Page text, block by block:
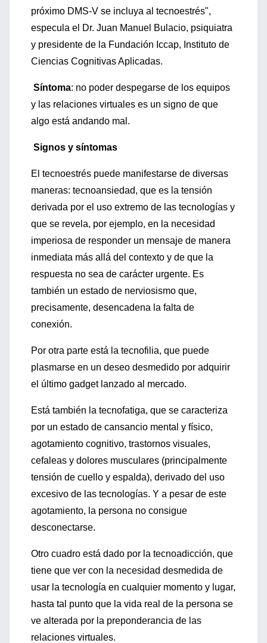
próximo DMS-V se incluya al tecnoestrés",
especula el Dr. Juan Manuel Bulacio, psiquiatra
y presidente de la Fundación Iccap, Instituto de
Ciencias Cognitivas Aplicadas.
Síntoma: no poder despegarse de los equipos
y las relaciones virtuales es un signo de que
algo está andando mal.
Signos y síntomas
El tecnoestrés puede manifestarse de diversas
maneras: tecnoansiedad, que es la tensión
derivada por el uso extremo de las tecnologías y
que se revela, por ejemplo, en la necesidad
imperiosa de responder un mensaje de manera
inmediata más allá del contexto y de que la
respuesta no sea de carácter urgente. Es
también un estado de nerviosismo que,
precisamente, desencadena la falta de
conexión.
Por otra parte está la tecnofilia, que puede
plasmarse en un deseo desmedido por adquirir
el último gadget lanzado al mercado.
Está también la tecnofatiga, que se caracteriza
por un estado de cansancio mental y físico,
agotamiento cognitivo, trastornos visuales,
cefaleas y dolores musculares (principalmente
tensión de cuello y espalda), derivado del uso
excesivo de las tecnologías. Y a pesar de este
agotamiento, la persona no consigue
desconectarse.
Otro cuadro está dado por la tecnoadicción, que
tiene que ver con la necesidad desmedida de
usar la tecnología en cualquier momento y lugar,
hasta tal punto que la vida real de la persona se
ve alterada por la preponderancia de las
relaciones virtuales.